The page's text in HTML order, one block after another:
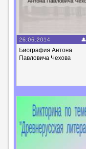
26.06.2014
Биография Антона
Павловича Чехова